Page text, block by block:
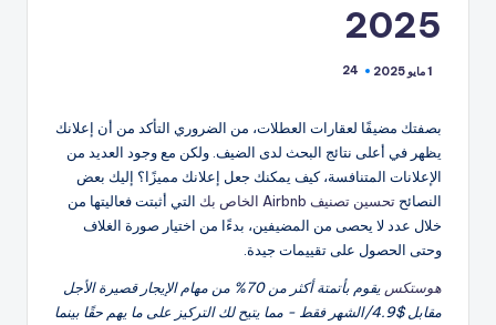
2025
1 مايو 2025 24
بصفتك مضيفًا لعقارات العطلات، من الضروري التأكد من أن إعلانك
يظهر في أعلى نتائج البحث لدى الضيف. ولكن مع وجود العديد من
الإعلانات المتنافسة، كيف يمكنك جعل إعلانك مميزًا؟ إليك بعض
النصائح تحسين تصنيف Airbnb الخاص بك
التي أثبتت فعاليتها من
خلال عدد لا يحصى من المضيفين، بدءًا من اختيار صورة الغلاف
وحتى الحصول على تقييمات جيدة.
هوستكس
يقوم بأتمتة أكثر من 70% من مهام الإيجار قصيرة الأجل
مقابل $4.9/الشهر فقط - مما يتيح لك التركيز على ما يهم حقًا بينما